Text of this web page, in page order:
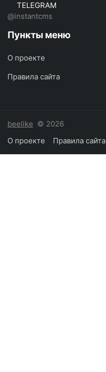
TELEGRAM
@instantcms
Пункты меню
О проекте
Правила сайта
beelike © 2026
О проекте
Правила сайта